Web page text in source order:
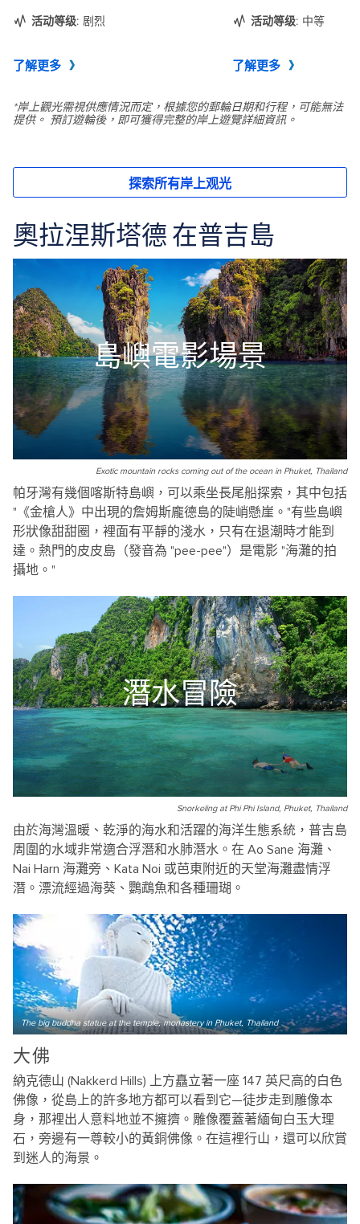
奧拉涅斯塔德 在普吉島
島嶼電影場景
Exotic mountain rocks coming out of the ocean in Phuket, Thailand
帕牙灣有幾個喀斯特島嶼，可以乘坐長尾船探索，其中包括
"《金槍人》中出現的詹姆斯龐德島的陡峭懸崖。"有些島嶼
形狀像甜甜圈，裡面有平靜的淺水，只有在退潮時才能到
達。熱門的皮皮島（發音為 "pee-pee"）是電影 "海灘的拍
攝地。"
潛水冒險
Snorkeling at Phi Phi Island, Phuket, Thailand
由於海灣溫暖、乾淨的海水和活躍的海洋生態系統，普吉島
周圍的水域非常適合浮潛和水肺潛水。在 Ao Sane 海灘、
Nai Harn 海灘旁、Kata Noi 或芭東附近的天堂海灘盡情浮
潛。漂流經過海葵、鸚鵡魚和各種珊瑚。
The big buddha statue at the temple, monastery in Phuket, Thailand
大佛
納克德山 (Nakkerd Hills) 上方矗立著一座 147 英尺高的白色
佛像，從島上的許多地方都可以看到它—徒步走到雕像本
身，那裡出人意料地並不擁擠。雕像覆蓋著緬甸白玉大理
石，旁邊有一尊較小的黃銅佛像。在這裡行山，還可以欣賞
到迷人的海景。